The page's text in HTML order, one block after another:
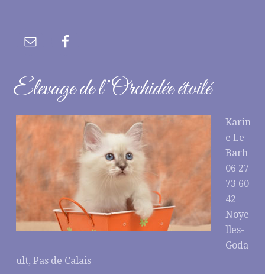
Elevage de l’Orchidée étoilé
Karin
e Le
Barh
06 27
73 60
42
Noye
lles-
Goda
ult, Pas de Calais